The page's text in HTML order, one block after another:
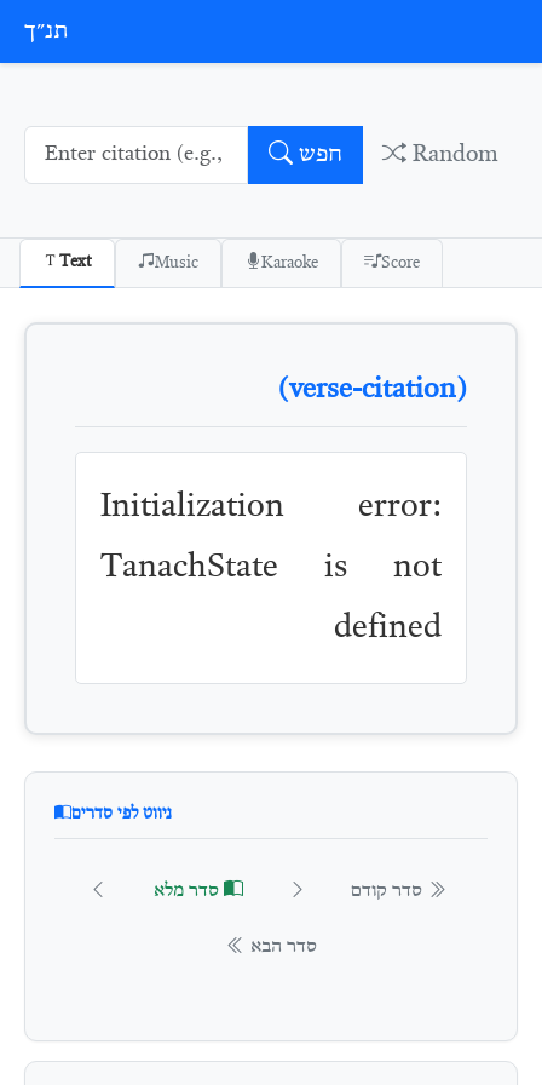
תנ״ך
חפש Random
Text Music Karaoke Score
(verse-citation)
Initialization error:
TanachState is not
defined
ניווט לפי סדרים
סדר קודם סדר מלא
סדר הבא